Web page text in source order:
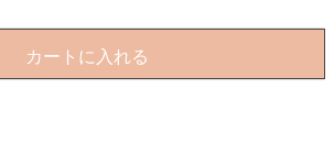
カートに入れる